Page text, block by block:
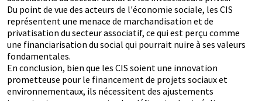
Du point de vue des acteurs de l'économie sociale, les CIS
représentent une menace de marchandisation et de
privatisation du secteur associatif, ce qui est perçu comme
une financiarisation du social qui pourrait nuire à ses valeurs
fondamentales.
En conclusion, bien que les CIS soient une innovation
prometteuse pour le financement de projets sociaux et
environnementaux, ils nécessitent des ajustements